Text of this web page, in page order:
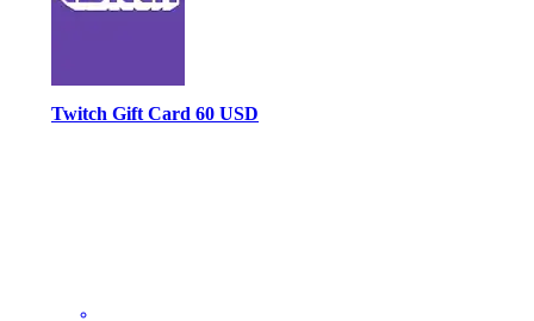
Twitch Gift Card 60 USD